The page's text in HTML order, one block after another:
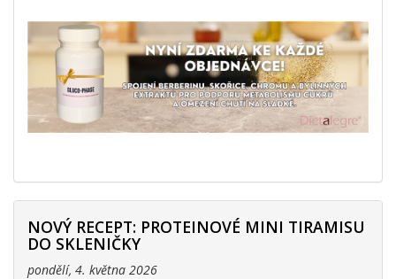
NOVÝ RECEPT: PROTEINOVÉ MINI TIRAMISU
DO SKLENIČKY
pondělí, 4. května 2026